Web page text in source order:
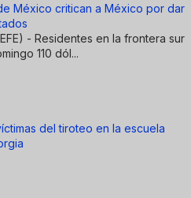
México critican a México por dar
- Residentes en la frontera sur
110 dól...
del tiroteo en la escuela